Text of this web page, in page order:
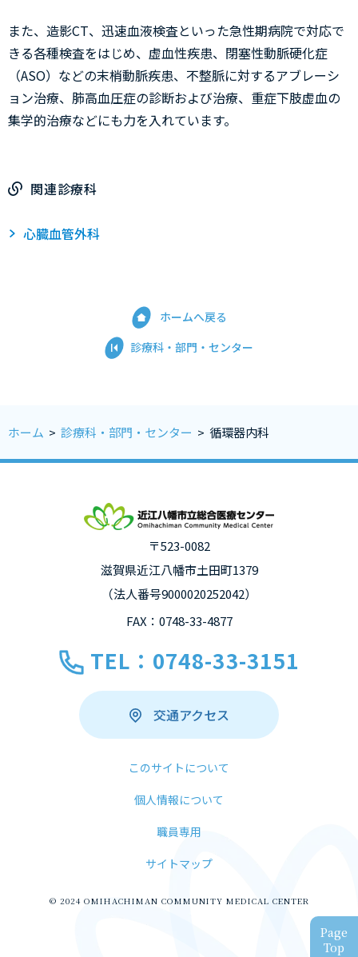
また、造影CT、迅速血液検査といった急性期病院で対応で
きる各種検査をはじめ、虚血性疾患、閉塞性動脈硬化症
（ASO）などの末梢動脈疾患、不整脈に対するアブレーシ
ョン治療、肺高血圧症の診断および治療、重症下肢虚血の
集学的治療などにも力を入れています。
関連診療科
心臓血管外科
診療科・部門・センター
ホームへ戻る
ホーム > 診療科・部門・センター > 循環器内科
〒523-0082
滋賀県近江八幡市土田町1379
（法人番号9000020252042）
FAX：0748-33-4877
TEL：0748-33-3151
交通アクセス
このサイトについて
個人情報について
職員専用
サイトマップ
© 2024 OMIHACHIMAN COMMUNITY MEDICAL CENTER
Page
Top